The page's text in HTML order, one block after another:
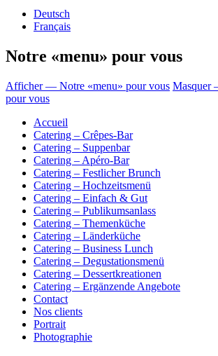
Deutsch
Français
Notre «menu» pour vous
Afficher — Notre «menu» pour vous Masquer
pour vous
Accueil
Catering – Crêpes-Bar
Catering – Suppenbar
Catering – Apéro-Bar
Catering – Festlicher Brunch
Catering – Hochzeitsmenü
Catering – Einfach & Gut
Catering – Publikumsanlass
Catering – Themenküche
Catering – Länderküche
Catering – Business Lunch
Catering – Degustationsmenü
Catering – Dessertkreationen
Catering – Ergänzende Angebote
Contact
Nos clients
Portrait
Photographie